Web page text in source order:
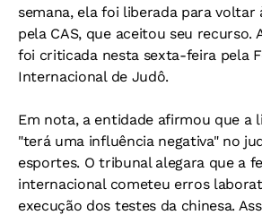
semana, ela foi liberada para voltar
pela CAS, que aceitou seu recurso.
foi criticada nesta sexta-feira pela
Internacional de Judô.
Em nota, a entidade afirmou que a
"terá uma influência negativa" no
esportes. O tribunal alegara que a
internacional cometeu erros
execução dos testes da chinesa.